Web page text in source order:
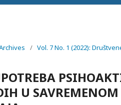
/ Vol. 7 No. 1 (2022):
U